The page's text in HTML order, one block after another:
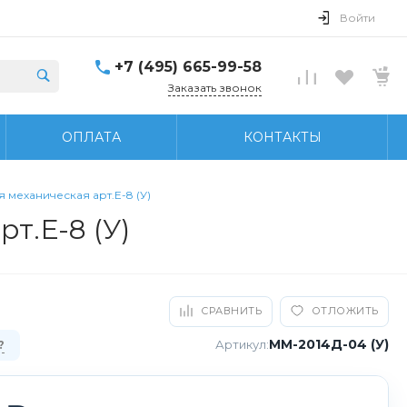
Войти
+7 (495) 665-99-58
Заказать звонок
ОПЛАТА КОНТАКТЫ
арт.Е-8 (У)
8 (У)
СРАВНИТЬ ОТЛОЖИТЬ
Артикул:ММ-2014Д-04 (У)